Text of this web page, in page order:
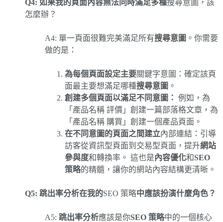
Q4: 如果我的頁面內容無法同時滿足多種搜尋意圖，該
怎麼辦？
A4: 單一頁面很難完美滿足所有搜尋意圖 。你需要
做的是：
為每個頁面設定主要關鍵字意圖：確定該頁
面最主要想滿足哪種搜尋意圖 。
創建多個頁面以滿足不同意圖： 例如，為
「產品名稱 評價」創建一篇部落格文章，為
「產品名稱 購買」創建一個產品頁面。
在不同意圖的頁面之間建立內部連結：引導
訪客從資訊型頁面到交易型頁面，提升網站
參與度和轉換率。 這也是內容優化和SEO
策略的精髓，讓你的網站內容結構更清晰。
Q5: 跳出率分析在我的SEO 策略中應該扮演什麼角色？
A5: 跳出率分析應該是你SEO 策略中的一個核心